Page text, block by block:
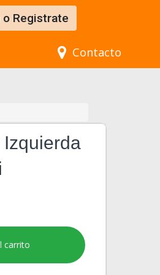
o Registrate
Contacto
Izquierda
carrito